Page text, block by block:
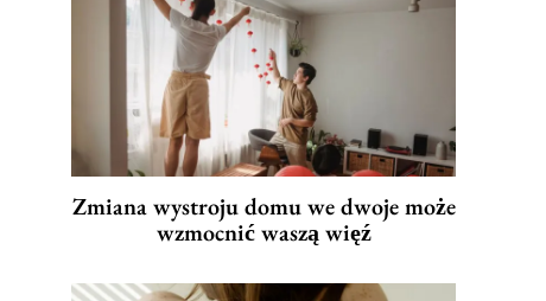
Zmiana wystroju domu we dwoje może
wzmocnić waszą więź